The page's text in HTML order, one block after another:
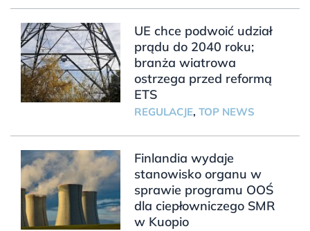
UE chce podwoić udział
prądu do 2040 roku;
branża wiatrowa
ostrzega przed reformą
ETS
REGULACJE, TOP NEWS
Finlandia wydaje
stanowisko organu w
sprawie programu OOŚ
dla ciepłowniczego SMR
w Kuopio